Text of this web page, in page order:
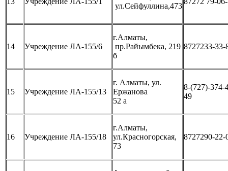
ул.Сейфуллина,473
14 Учреждение ЛА-155/6
г.Алматы,
пр.Райымбека, 219
б
8727233-33-
15 Учреждение ЛА-155/13
г. Алматы, ул.
Ержанова
52 а
8-(727)-374-
49
16 Учреждение ЛА-155/18
г.Алматы,
ул.Красногорская,
73
8727290-22-